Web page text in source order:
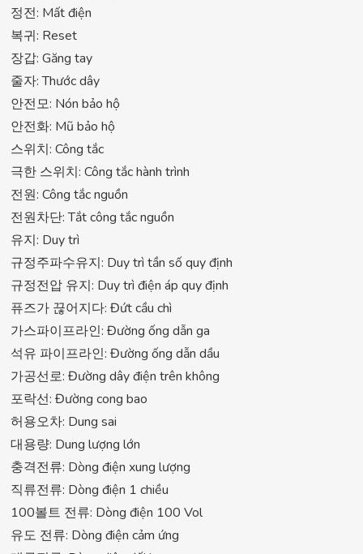
정전: Mất điện
복귀: Reset
장갑: Găng tay
줄자: Thước dây
안전모: Nón bảo hộ
안전화: Mũ bảo hộ
스위치: Công tắc
극한 스위치: Công tắc hành trình
전원: Công tắc nguồn
전원차단: Tắt công tắc nguồn
유지: Duy trì
규정주파수유지: Duy trì tần số quy định
규정전압 유지: Duy trì điện áp quy định
퓨즈가 끊어지다: Đứt cầu chì
가스파이프라인: Đường ống dẫn ga
석유 파이프라인: Đường ống dẫn dầu
가공선로: Đường dây điện trên không
포락선: Đường cong bao
허용오차: Dung sai
대용량: Dung lượng lớn
충격전류: Dòng điện xung lượng
직류전류: Dòng điện 1 chiều
100볼트 전류: Dòng điện 100 Vol
유도 전류: Dòng điện cảm ứng